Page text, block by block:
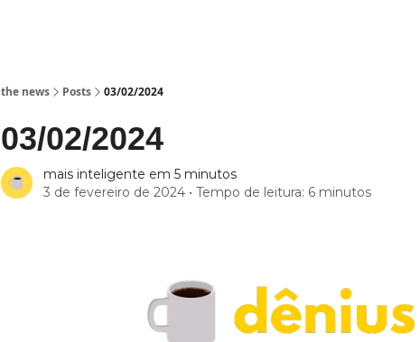
the news Posts 03/02/2024
03/02/2024
mais inteligente em 5 minutos
3 de fevereiro de 2024 • Tempo de leitura: 6 minutos